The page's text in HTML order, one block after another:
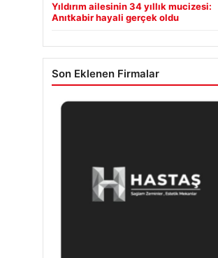
Yıldırım ailesinin 34 yıllık mucizesi:
Anıtkabir hayali gerçek oldu
Son Eklenen Firmalar